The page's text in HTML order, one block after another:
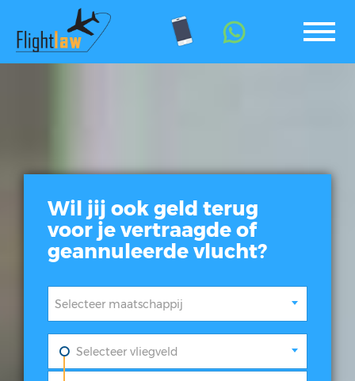
Wil jij ook geld terug
voor je vertraagde of
geannuleerde vlucht?
Selecteer maatschappij
Selecteer vliegveld